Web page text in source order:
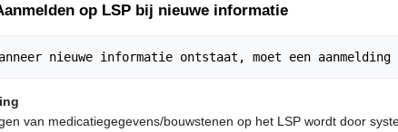
op LSP bij nieuwe informatie
van medicatiegegevens/bouwstenen op het LSP wordt door